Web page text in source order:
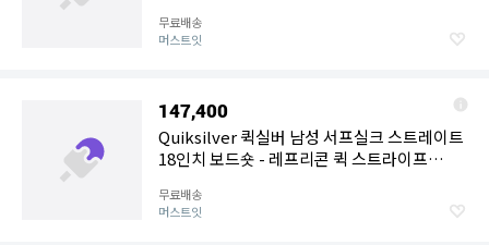
무료배송
머스트잇
147,400
Quiksilver 퀵실버 남성 서프실크 스트레이트
18인치 보드숏 - 레프리콘 퀵 스트라이프
무료배송
머스트잇